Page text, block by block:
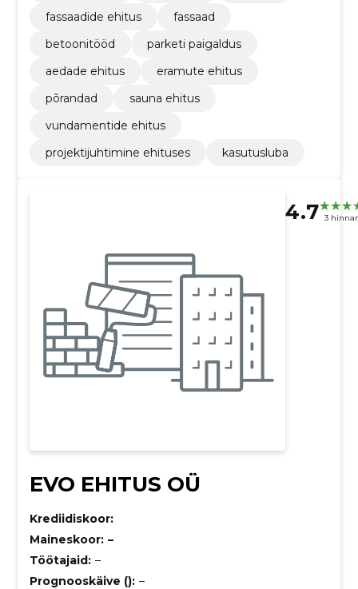
fassaadide ehitus
fassaad
betoonitööd
parketi paigaldus
aedade ehitus
eramute ehitus
põrandad
sauna ehitus
vundamentide ehitus
projektijuhtimine ehituses
kasutusluba
4.7 3
EVO EHITUS OÜ
Krediidiskoor:
Maineskoor: –
Töötajaid: –
Prognooskäive (): –